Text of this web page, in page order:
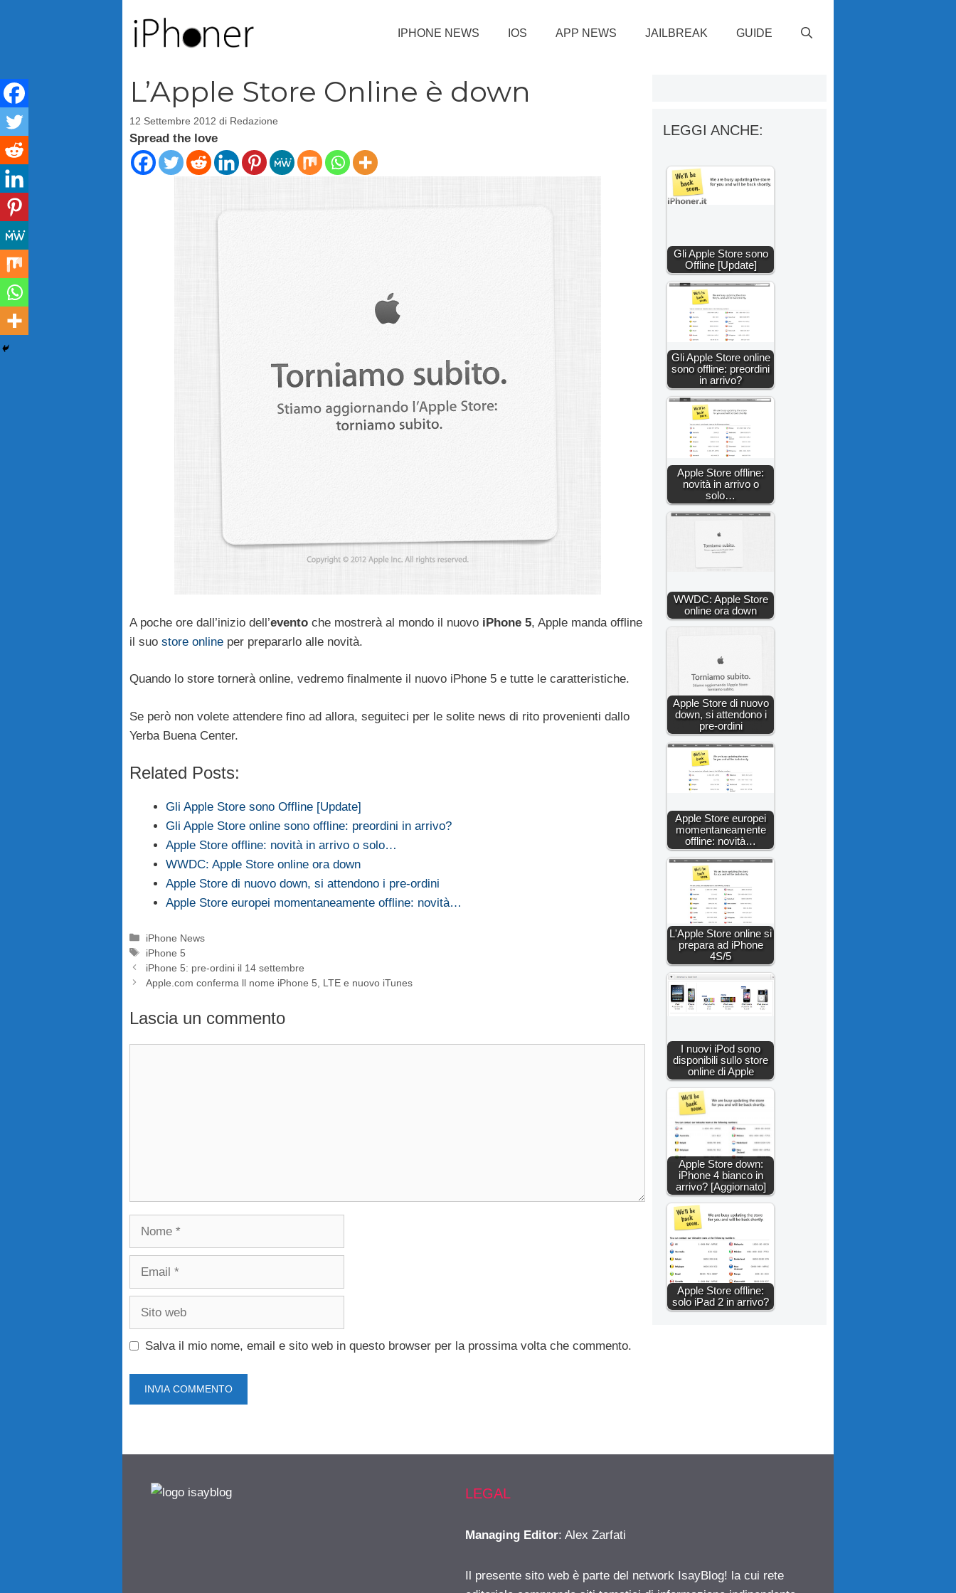
IPHONE NEWS IOS APP NEWS JAILBREAK GUIDE
L’Apple Store Online è down
12 Settembre 2012 di Redazione
Spread the love
A poche ore dall’inizio dell’evento che mostrerà al mondo il nuovo iPhone 5, Apple manda offline
il suo store online per prepararlo alle novità.
Quando lo store tornerà online, vedremo finalmente il nuovo iPhone 5 e tutte le caratteristiche.
Se però non volete attendere fino ad allora, seguiteci per le solite news di rito provenienti dallo
Yerba Buena Center.
Related Posts:
Gli Apple Store sono Offline [Update]
Gli Apple Store online sono offline: preordini in arrivo?
Apple Store offline: novità in arrivo o solo…
WWDC: Apple Store online ora down
Apple Store di nuovo down, si attendono i pre-ordini
Apple Store europei momentaneamente offline: novità…
Categorie
iPhone News
Tag
iPhone 5
iPhone 5: pre-ordini il 14 settembre
Apple.com conferma ll nome iPhone 5, LTE e nuovo iTunes
Lascia un commento
Nome
Email
Sito
Salva il mio nome, email e sito web in questo browser per la prossima volta che commento.
LEGGI ANCHE:
Gli Apple Store sono
Offline [Update]
Gli Apple Store online
sono offline: preordini
in arrivo?
Apple Store offline:
novità in arrivo o
solo…
WWDC: Apple Store
online ora down
Apple Store di nuovo
down, si attendono i
pre-ordini
Apple Store europei
momentaneamente
offline: novità…
L'Apple Store online si
prepara ad iPhone
4S/5
I nuovi iPod sono
disponibili sullo store
online di Apple
Apple Store down:
iPhone 4 bianco in
arrivo? [Aggiornato]
Apple Store offline:
solo iPad 2 in arrivo?
LEGAL
Managing Editor: Alex Zarfati
Il presente sito web è parte del network IsayBlog! la cui rete